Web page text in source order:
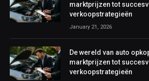
marktprijzen tot
verkoopstrategieën
January 21, 2026
De wereld van auto
marktprijzen tot
verkoopstrategieën